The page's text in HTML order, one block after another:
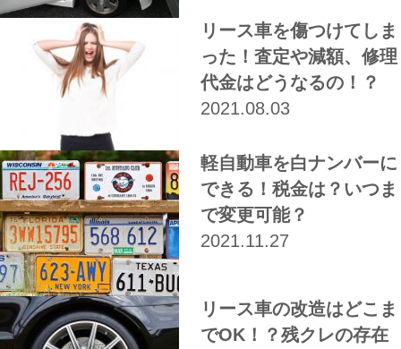
リース車を傷つけてしま
った！査定や減額、修理
代金はどうなるの！？
2021.08.03
軽自動車を白ナンバーに
できる！税金は？いつま
で変更可能？
2021.11.27
リース車の改造はどこま
でOK！？残クレの存在